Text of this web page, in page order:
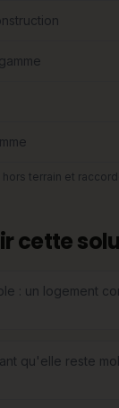
terrain et
cette
: un logement
qu'elle reste